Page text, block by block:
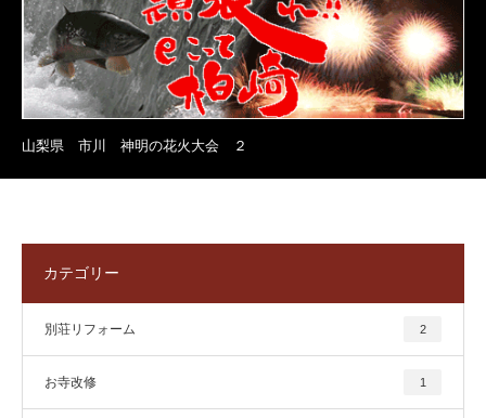
山梨県 市川 神明の花火大会 ２
カテゴリー
別荘リフォーム 2
お寺改修 1